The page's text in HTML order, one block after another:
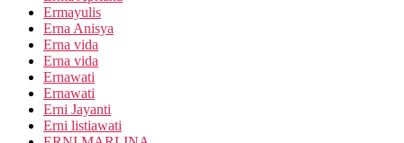
Ermayulis
Erna Anisya
Erna vida
Erna vida
Ernawati
Ernawati
Erni Jayanti
Erni listiawati